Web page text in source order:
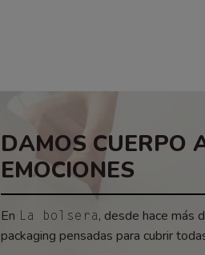
DAMOS CUERPO
EMOCIONES
En La bolsera, desde hace más
packaging pensadas para cubrir